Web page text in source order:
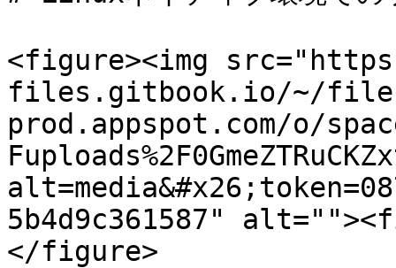
<figure><img
files.gitbook.io/~/
prod.appspot.com/o/
5b4d9c361587"
</figure>